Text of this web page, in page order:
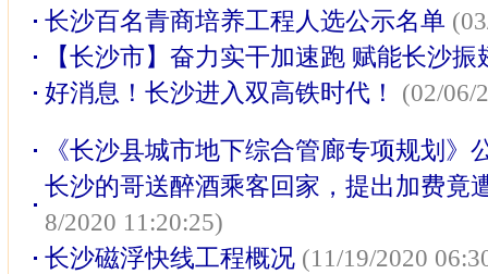
长沙百名青商培养工程人选公示名单
【长沙市】奋力实干加速跑 赋能长沙振
好消息！长沙进入双高铁时代！
(02/06/
《长沙县城市地下综合管廊专项规划》
长沙的哥送醉酒乘客回家，提出加费竟
8/2020 11:20:25)
长沙磁浮快线工程概况 (11/19/2020